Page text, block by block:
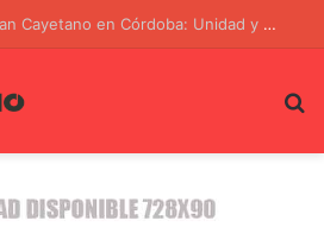
Córdoba en Alerta: Fuertes Ráfagas de Viento Azotan la Ciudad